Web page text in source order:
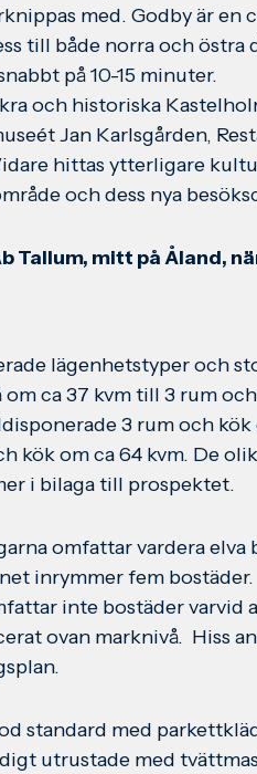
med. Godby är en
till både norra och östra
på 10-15 minuter.
och historiska
Jan Karlsgården,
hittas ytterligare
och dess nya
Tallum, mitt på Åland,
lägenhetstyper och
ca 37 kvm till 3 rum
3 rum och kök
kök om ca 64 kvm. De
i bilaga till prospektet.
omfattar vardera elva
inrymmer fem bostäder.
inte bostäder varvid
ovan marknivå. Hiss
standard med
utrustade med